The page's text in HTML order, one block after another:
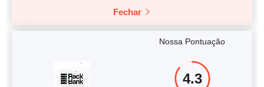
Fechar
Nossa Pontuação
4.3